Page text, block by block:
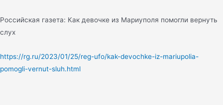
Российская газета: Как девочке из Мариуполя помогли вернуть
слух
https://rg.ru/2023/01/25/reg-ufo/kak-devochke-iz-mariupolia-
pomogli-vernut-sluh.html